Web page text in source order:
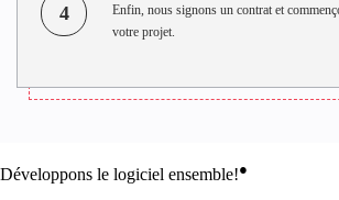
4
Enfin, nous signons un contrat et
votre projet.
Développons le logiciel ensemble!●